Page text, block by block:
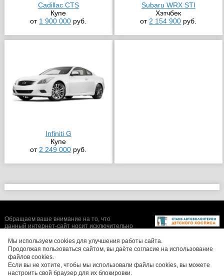
Cadillac CTS
Купе
от 1 900 000 руб.
Subaru WRX STI
Хэтчбек
от2 154 900 руб.
Infiniti G
Купе
от 2 249 000 руб.
Мы используем cookies для улучшения работы сайта.
Продолжая пользоваться сайтом, вы даёте согласие на использование
файлов cookies.
Если вы не хотите, чтобы мы использовали файлы cookies, вы можете
настроить свой браузер для их блокировки.
Обращаем ваше внимание на то, что
данный интернет-сайт носит исключительно
условиях не является публичной офертой,
определяемой положениями Статьи 437 (2)
Гражданского кодекса Российской
Федерации. Цены, размеры скидок, а также
изображения автомобилей могут отличаться